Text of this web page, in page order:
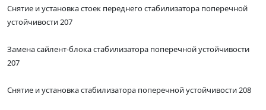
Снятие и установка стоек переднего стабилизатора поперечной
устойчивости 207
Замена сайлент-блока стабилизатора поперечной устойчивости
207
Снятие и установка стабилизатора поперечной устойчивости 208